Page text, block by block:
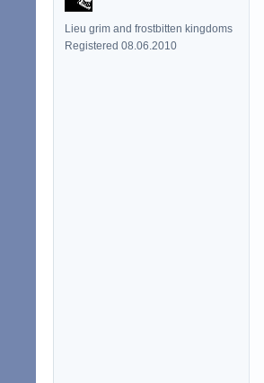
Lieu grim and frostbitten kingdoms
Registered 08.06.2010